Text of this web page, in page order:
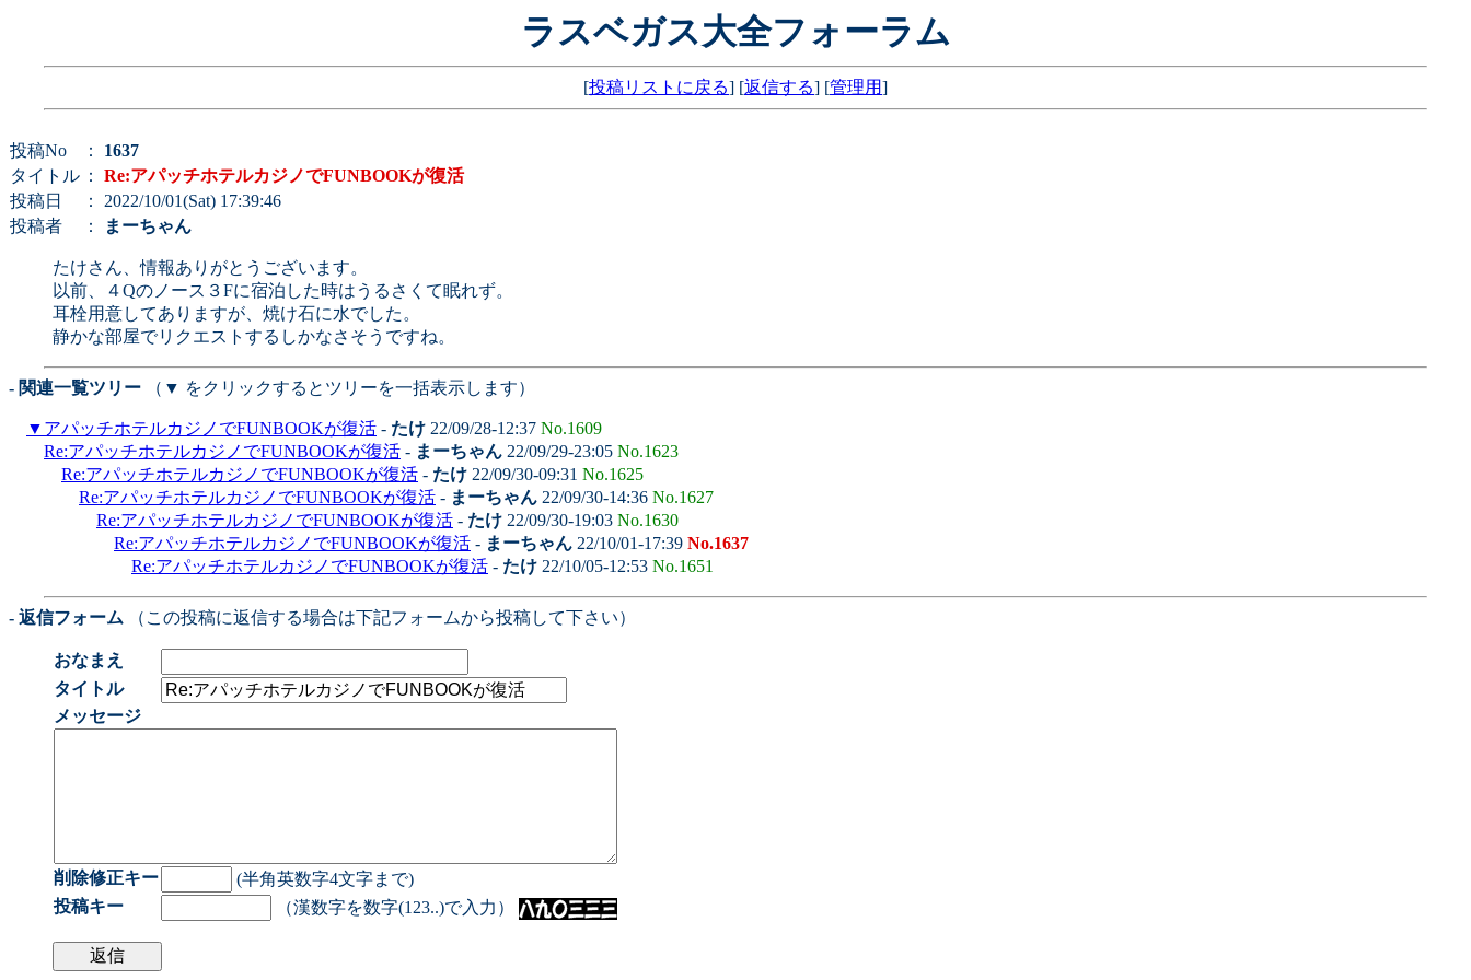
ラスベガス大全フォーラム
[投稿リストに戻る] [返信する] [管理用]
投稿No ： 1637
タイトル ： Re:アパッチホテルカジノでFUNBOOKが復活
投稿日
： 2022/10/01(Sat) 17:39:46
投稿者
： まーちゃん
たけさん、情報ありがとうございます。
以前、４Qのノース３Fに宿泊した時はうるさくて眠れず。
耳栓用意してありますが、焼け石に水でした。
静かな部屋でリクエストするしかなさそうですね。
- 関連一覧ツリー （▼ をクリックするとツリーを一括表示します）
▼ アパッチホテルカジノでFUNBOOKが復活 - たけ 22/09/28-12:37 No.1609
Re:アパッチホテルカジノでFUNBOOKが復活 - まーちゃん 22/09/29-23:05 No.1623
Re:アパッチホテルカジノでFUNBOOKが復活 - たけ 22/09/30-09:31 No.1625
Re:アパッチホテルカジノでFUNBOOKが復活 - まーちゃん 22/09/30-14:36 No.1627
Re:アパッチホテルカジノでFUNBOOKが復活 - たけ 22/09/30-19:03 No.1630
Re:アパッチホテルカジノでFUNBOOKが復活 - まーちゃん 22/10/01-17:39 No.1637
Re:アパッチホテルカジノでFUNBOOKが復活 - たけ 22/10/05-12:53 No.1651
- 返信フォーム （この投稿に返信する場合は下記フォームから投稿して下さい）
おなまえ
タイトル
メッセージ
削除修正キー
(半角英数字4文字まで)
投稿キー
（漢数字を数字(123..)で入力）